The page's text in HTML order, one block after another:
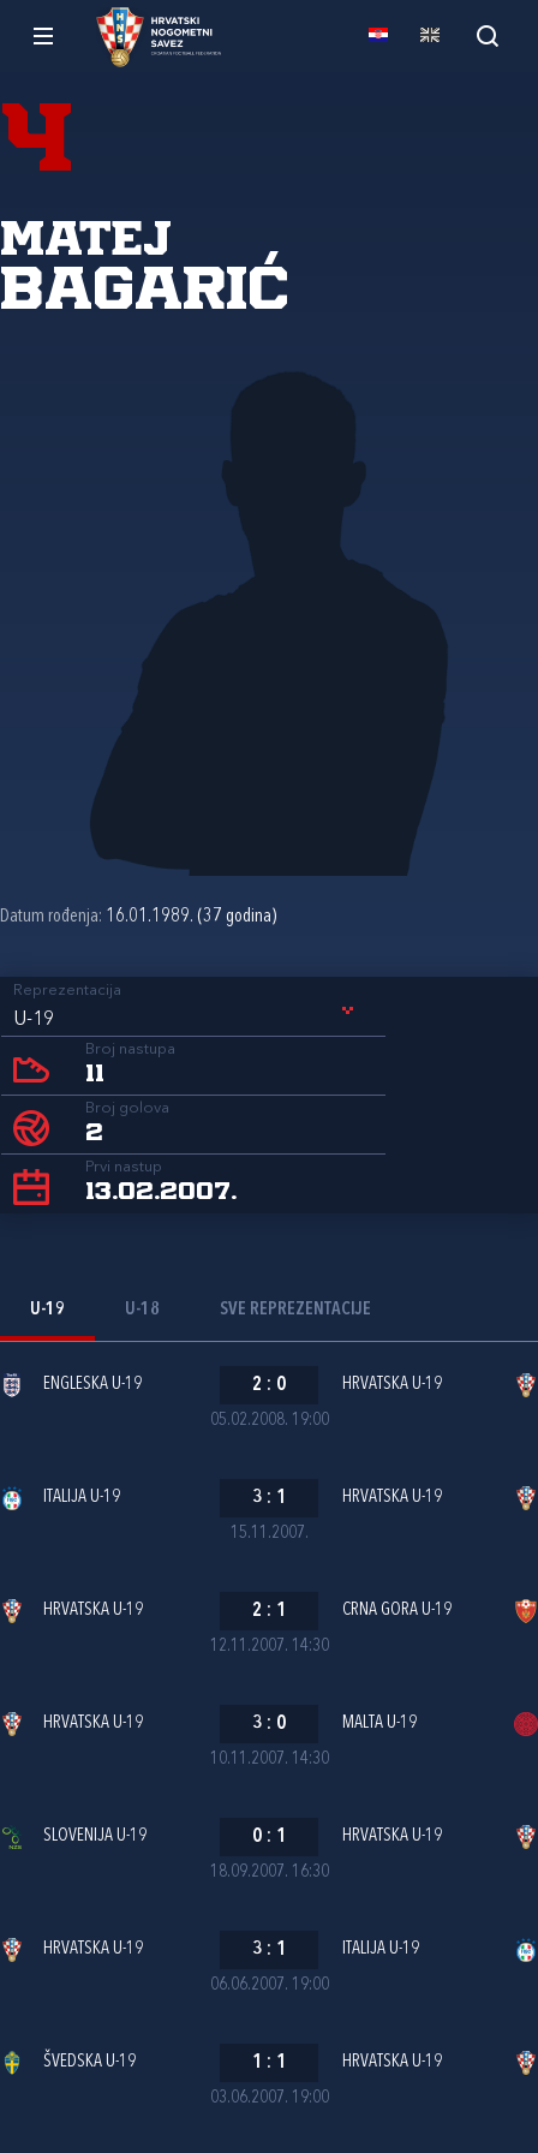
4
Matej
Bagarić
Datum rođenja: 16.01.1989. (37 godina)
Reprezentacija
U-19
Broj nastupa
11
Broj golova
2
Prvi nastup
13.02.2007.
U-19 U-18 SVE REPREZENTACIJE
05.02.2008. 19:00
ENGLESKA U-19 2 : 0 HRVATSKA U-19
15.11.2007.
ITALIJA U-19 3 : 1 HRVATSKA U-19
12.11.2007. 14:30
HRVATSKA U-19 2 : 1 CRNA GORA U-19
10.11.2007. 14:30
HRVATSKA U-19 3 : 0 MALTA U-19
18.09.2007. 16:30
SLOVENIJA U-19 0 : 1 HRVATSKA U-19
06.06.2007. 19:00
HRVATSKA U-19 3 : 1 ITALIJA U-19
03.06.2007. 19:00
ŠVEDSKA U-19 1 : 1 HRVATSKA U-19